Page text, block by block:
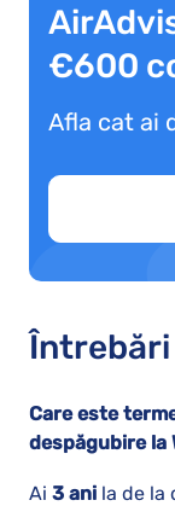
€600
Afla cat ai
Care este
despăgubire la
Ai 3 ani la de la